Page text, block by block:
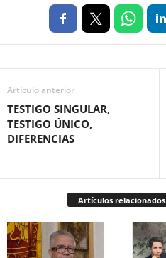
Artículo anterior
TESTIGO SINGULAR,
TESTIGO ÚNICO,
DIFERENCIAS
Artículos relacionados